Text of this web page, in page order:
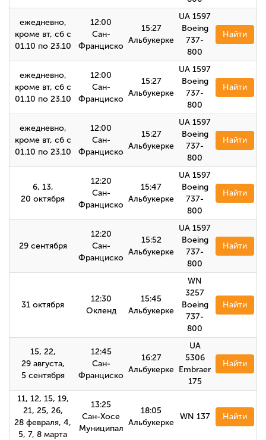
ежедневно,
кроме вт, сб с
01.10 по 23.10
12:00
Сан-
Франциско
15:27
Альбукерке
UA 1597
Boeing
737-
800
Найти
ежедневно,
кроме вт, сб с
01.10 по 23.10
12:00
Сан-
Франциско
15:27
Альбукерке
UA 1597
Boeing
737-
800
Найти
ежедневно,
кроме вт, сб с
01.10 по 23.10
12:00
Сан-
Франциско
15:27
Альбукерке
UA 1597
Boeing
737-
800
Найти
6, 13,
20 октября
12:20
Сан-
Франциско
15:47
Альбукерке
UA 1597
Boeing
737-
800
Найти
29 сентября
12:20
Сан-
Франциско
15:52
Альбукерке
UA 1597
Boeing
737-
800
Найти
31 октября
12:30
Окленд
15:45
Альбукерке
WN
3257
Boeing
737-
800
Найти
15, 22,
29 августа,
5 сентября
12:45
Сан-
Франциско
16:27
Альбукерке
UA
5306
Embraer
175
Найти
11, 12, 15, 19,
21, 25, 26,
28 февраля, 4,
5, 7, 8 марта
13:25
Сан-Хосе
Муниципал
18:05
Альбукерке
WN 137 Найти